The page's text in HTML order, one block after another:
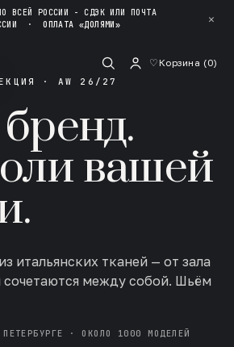
ВСЕЙ РОССИИ - СДЭК ИЛИ ПОЧТА
·ОПЛАТА «ДОЛЯМИ» ✕
♡Корзина (0)
· AW 26/27
вашей
итальянских тканей — от зала
между собой. Шьём
· ОКОЛО 1000 МОДЕЛЕЙ